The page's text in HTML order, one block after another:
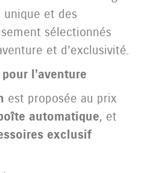
unique et des
sélectionnés
et d’exclusivité.
l’aventure
est proposée au prix
automatique, et
exclusif